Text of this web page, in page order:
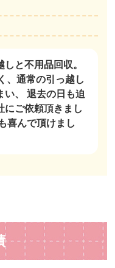
と不用品回収。
、通常の引っ越し
い、 退去の日も迫
にご依頼頂きまし
喜んで頂けまし